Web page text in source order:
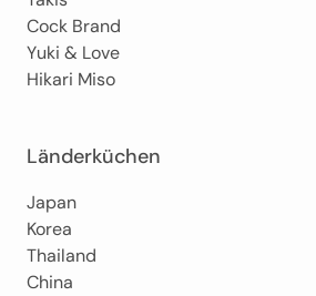
Cock Brand
Yuki & Love
Hikari Miso
Länderküchen
Japan
Korea
Thailand
China